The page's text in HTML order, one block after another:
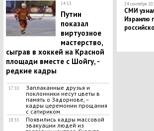
14:13
Путин
показал
виртуозное
мастерство,
сыграв в хоккей на Красной
площади вместе с Шойгу, -
редкие кадры
17:10
Заплаканные друзья и
поклонники несут цветы в
память о Задорнове, –
кадры церемонии прощания
с сатириком
18:35
Появились кадры массовой
эвакуации людей из
24 сентября
СМИ
Израилю